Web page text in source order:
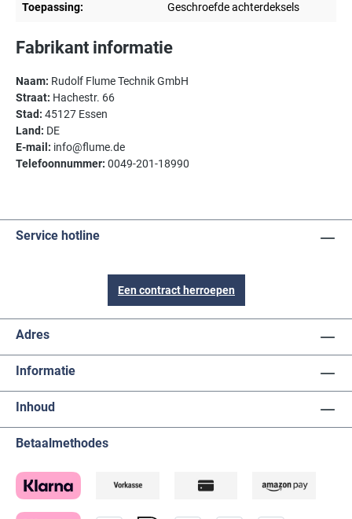
Toepassing: Geschroefde achterdeksels
Fabrikant informatie
Naam: Rudolf Flume Technik GmbH
Straat: Hachestr. 66
Stad: 45127 Essen
Land: DE
E-mail: info@flume.de
Telefoonnummer: 0049-201-18990
Service hotline
Een contract herroepen
Adres
Informatie
Inhoud
Betaalmethodes